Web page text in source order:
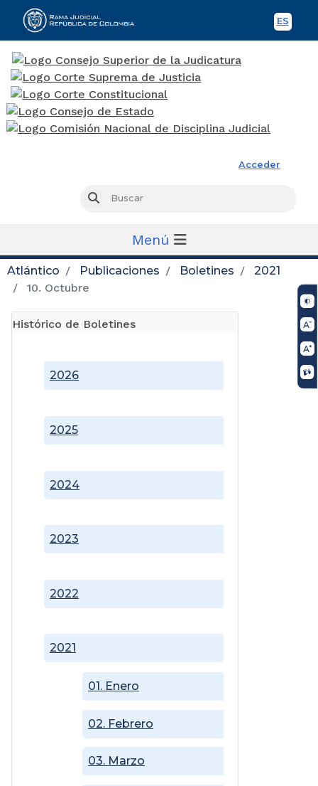
ES
Acceder
Buscar
Menú
Atlántico Publicaciones Boletines
2021
10. Octubre
Histórico de Boletines
2021
01. Enero
02. Febrero
03. Marzo
2022
2023
2024
2025
2026